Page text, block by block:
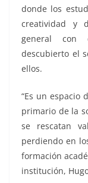
donde los
creatividad y
general con
descubierto el
ellos.
“Es un espacio
primario de la
se rescatan
perdiendo en
formación
institución,